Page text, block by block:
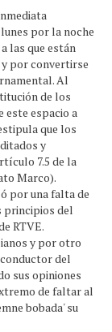
por la noche
las que están
por convertirse
Al
de los
este espacio a
que los
y
7.5 de la
Marco).
por una falta de
principios del
RTVE.
y por otro
del
sus opiniones
de faltar al
bobada' su